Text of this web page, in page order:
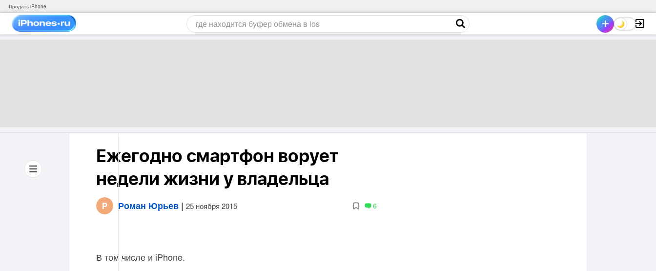
Продать iPhone
Ежегодно смартфон ворует
недели жизни у владельца
Роман Юрьев | 25 ноября 2015 6
В том числе и iPhone.